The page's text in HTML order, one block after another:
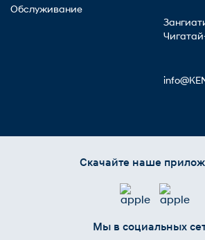
Обслуживание
Скачайте наше
Мы в социальных